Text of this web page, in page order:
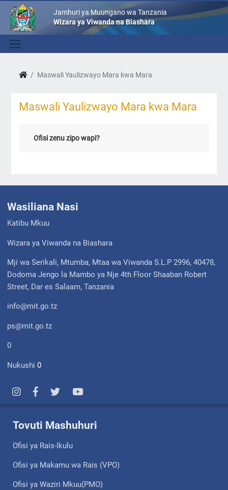
Jamhuri ya Muungano wa Tanzania
Wizara ya Viwanda na Biashara
Maswali Yaulizwayo Mara kwa Mara
Maswali Yaulizwayo Mara kwa Mara
Ofisi zenu zipo wapi?
Wasiliana Nasi
Katibu Mkuu
Wizara ya Viwanda na Biashara
Mji wa Serikali, Mtumba, Mtaa wa Viwanda S.L.P 2996, 40478,
Dodoma Jengo la Mambo ya Nje 4th Floor Shaaban Robert
Street, Dar es Salaam, Tanzania
info@mit.go.tz
ps@mit.go.tz
0
Nukushi0
Tovuti Mashuhuri
Ofisi ya Rais-Ikulu
Ofisi ya Makamu wa Rais (VPO)
Ofisi ya Waziri Mkuu(PMO)